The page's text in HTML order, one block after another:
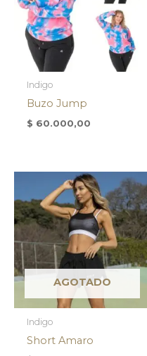
Indigo
Buzo Jump
$ 60.000,00
AGOTADO
Indigo
Short Amaro